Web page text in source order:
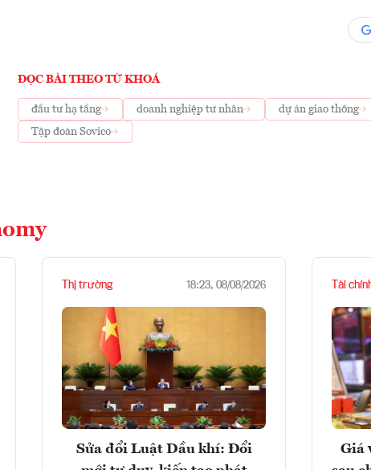
ĐỌC BÀI THEO TỪ KHOÁ
đầu tư hạ tầng doanh nghiệp tư nhân dự án giao thông
Tập đoàn Sovico
Thị trường 18:23, 08/08/2026
Sửa đổi Luật Dầu khí: Đổi
Tài
Giá